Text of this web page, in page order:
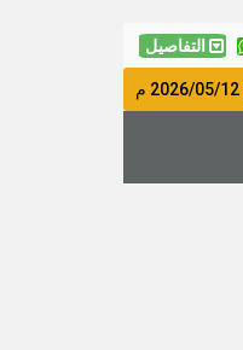
التفاصيل
2026/05/12 م